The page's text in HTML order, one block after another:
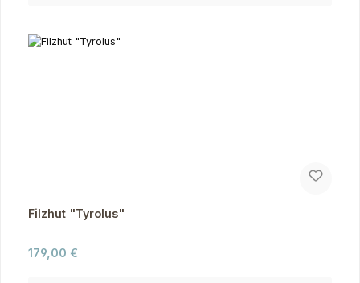
Filzhut "Tyrolus"
Regulärer Preis:
179,00 €